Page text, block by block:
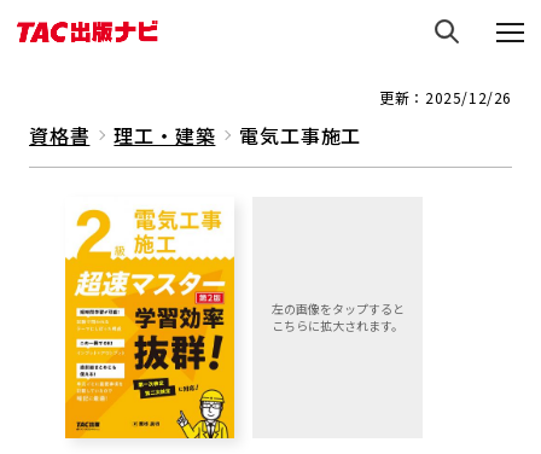
更新：2025/12/26
資格書 理工・建築 電気工事施工